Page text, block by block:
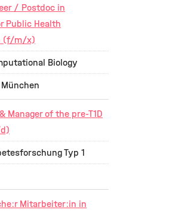
/ Postdoc in
Public Health
(f/m/x)
Biology
Manager of the pre-T1D
Typ 1
Mitarbeiter:in in